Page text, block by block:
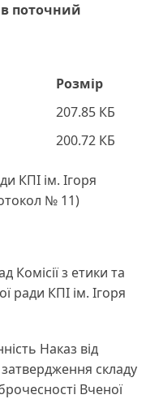
поточний
Розмір
207.85 КБ
200.72 КБ
КПІ ім. Ігоря
№ 11)
Комісії з етики та
ради КПІ ім. Ігоря
Наказ від
складу
Вченої